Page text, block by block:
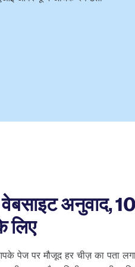
अनुवाद,
लिए
पेज पर मौजूद हर चीज़ का पता